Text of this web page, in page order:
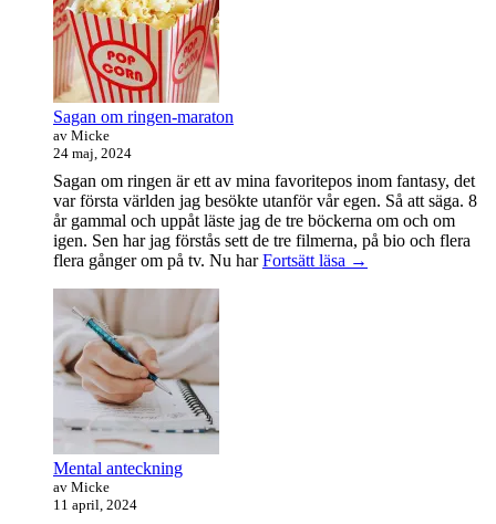
Sagan om ringen-maraton
av Micke
24 maj, 2024
Sagan om ringen är ett av mina favoritepos inom fantasy, det
var första världen jag besökte utanför vår egen. Så att säga. 8
år gammal och uppåt läste jag de tre böckerna om och om
igen. Sen har jag förstås sett de tre filmerna, på bio och flera
flera gånger om på tv. Nu harFortsätt läsa Sagan
→
Mental anteckning
av Micke
11 april, 2024